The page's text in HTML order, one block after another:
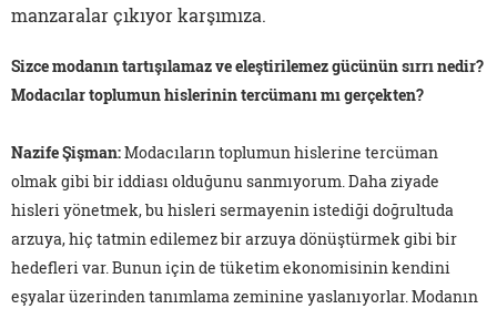
manzaralar çıkıyor karşımıza.
Sizce modanın tartışılamaz ve eleştirilemez gücünün sırrı nedir?
Modacılar toplumun hislerinin tercümanı mı gerçekten?
Nazife Şişman:Modacıların toplumun hislerine tercüman
olmak gibi bir iddiası olduğunu sanmıyorum. Daha ziyade
hisleri yönetmek, bu hisleri sermayenin istediği doğrultuda
arzuya, hiç tatmin edilemez bir arzuya dönüştürmek gibi bir
hedefleri var. Bunun için de tüketim ekonomisinin kendini
eşyalar üzerinden tanımlama zeminine yaslanıyorlar. Modanın